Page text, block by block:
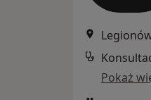
Pokaż